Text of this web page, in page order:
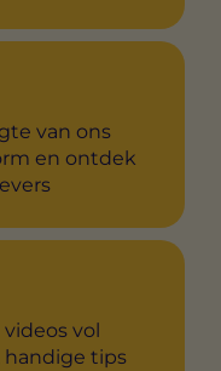
van ons
en ontdek
vol
handige tips